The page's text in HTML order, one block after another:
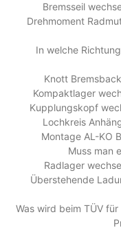
Bremsseil
Drehmoment
In welche
Knott
Kompaktlager
Kupplungskopf
Lochkreis
Montage AL-KO
Muss man
Radlager
Überstehende
Was wird beim TÜV